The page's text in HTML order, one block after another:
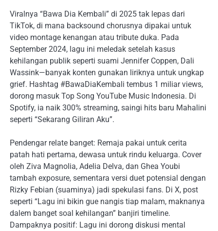
Viralnya “Bawa Dia Kembali” di 2025 tak lepas dari
TikTok, di mana backsound chorusnya dipakai untuk
video montage kenangan atau tribute duka. Pada
September 2024, lagu ini meledak setelah kasus
kehilangan publik seperti suami Jennifer Coppen, Dali
Wassink—banyak konten gunakan liriknya untuk ungkap
grief. Hashtag #BawaDiaKembali tembus 1 miliar views,
dorong masuk Top Song YouTube Music Indonesia. Di
Spotify, ia naik 300% streaming, saingi hits baru Mahalini
seperti “Sekarang Giliran Aku”.
Pendengar relate banget: Remaja pakai untuk cerita
patah hati pertama, dewasa untuk rindu keluarga. Cover
oleh Ziva Magnolia, Adelia Delva, dan Ghea Youbi
tambah exposure, sementara versi duet potensial dengan
Rizky Febian (suaminya) jadi spekulasi fans. Di X, post
seperti “Lagu ini bikin gue nangis tiap malam, maknanya
dalem banget soal kehilangan” banjiri timeline.
Dampaknya positif: Lagu ini dorong diskusi mental